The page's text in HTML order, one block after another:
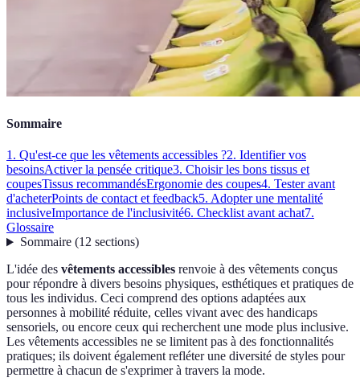
Sommaire
1. Qu'est-ce que les vêtements accessibles ?2. Identifier vos
besoinsActiver la pensée critique3. Choisir les bons tissus et
coupesTissus recommandésErgonomie des coupes4. Tester avant
d'acheterPoints de contact et feedback5. Adopter une mentalité
inclusiveImportance de l'inclusivité6. Checklist avant achat7.
Glossaire
Sommaire(12 sections)
L'idée des vêtements accessibles renvoie à des vêtements conçus
pour répondre à divers besoins physiques, esthétiques et pratiques de
tous les individus. Ceci comprend des options adaptées aux
personnes à mobilité réduite, celles vivant avec des handicaps
sensoriels, ou encore ceux qui recherchent une mode plus inclusive.
Les vêtements accessibles ne se limitent pas à des fonctionnalités
pratiques; ils doivent également refléter une diversité de styles pour
permettre à chacun de s'exprimer à travers la mode.